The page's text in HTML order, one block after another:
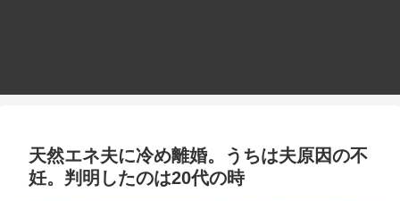
天然エネ夫に冷め離婚。うちは夫原因の不
妊。判明したのは20代の時